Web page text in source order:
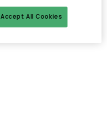
Accept All Cookies